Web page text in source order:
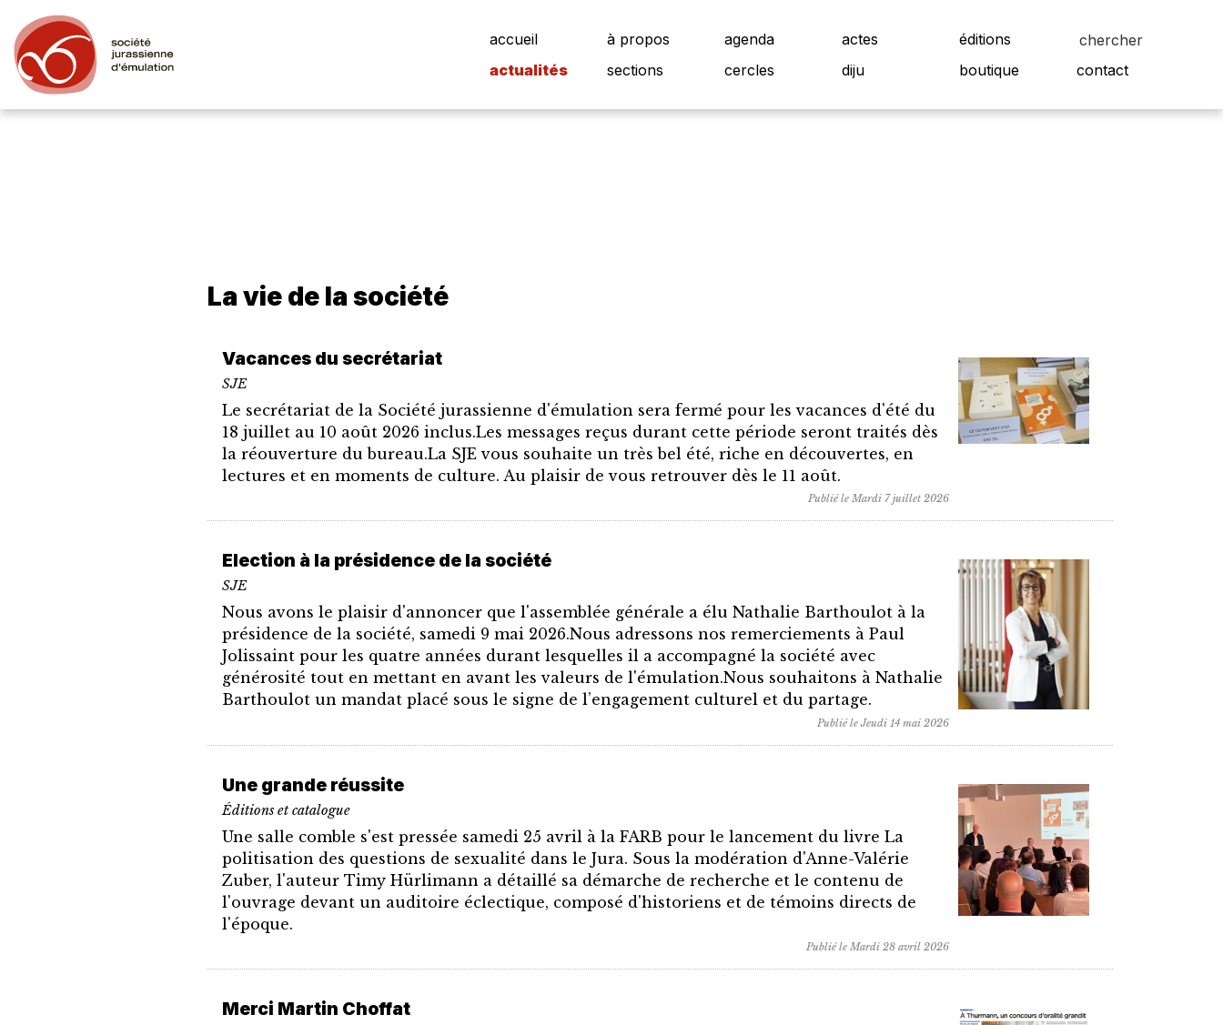
accueil à propos agenda actes
éditions
actualités
sections cercles diju boutique contact
La vie de la société
Vacances du secrétariat
SJE
Le secrétariat de la Société jurassienne d'émulation sera fermé pour les vacances d'été du
18 juillet au 10 août 2026 inclus.Les messages reçus durant cette période seront traités dès
la réouverture du bureau.La SJE vous souhaite un très bel été, riche en découvertes, en
lectures et en moments de culture. Au plaisir de vous retrouver dès le 11 août.
Publié le Mardi 7 juillet 2026
Election à la présidence de la société
SJE
Nous avons le plaisir d'annoncer que l'assemblée générale a élu Nathalie Barthoulot à la
présidence de la société, samedi 9 mai 2026.Nous adressons nos remerciements à Paul
Jolissaint pour les quatre années durant lesquelles il a accompagné la société avec
générosité tout en mettant en avant les valeurs de l'émulation.Nous souhaitons à Nathalie
Barthoulot un mandat placé sous le signe de l’engagement culturel et du partage.
Publié le Jeudi 14 mai 2026
Une grande réussite
Éditions et catalogue
Une salle comble s'est pressée samedi 25 avril à la FARB pour le lancement du livre La
politisation des questions de sexualité dans le Jura. Sous la modération d'Anne-Valérie
Zuber, l'auteur Timy Hürlimann a détaillé sa démarche de recherche et le contenu de
l'ouvrage devant un auditoire éclectique, composé d'historiens et de témoins directs de
l'époque.
Publié le Mardi 28 avril 2026
Merci Martin Choffat